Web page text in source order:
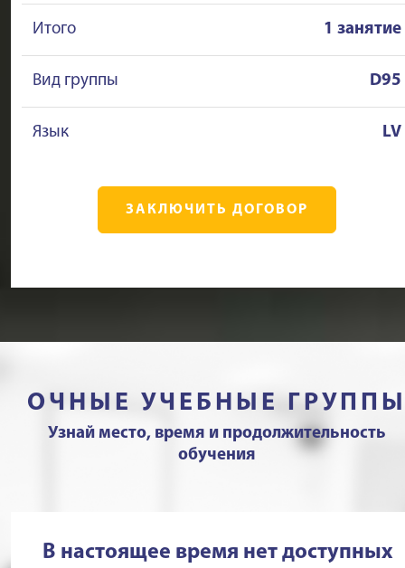
Итого 1 занятие
Вид группы D95
Язык LV
ЗАКЛЮЧИТЬ ДОГОВОР
ОЧНЫЕ УЧЕБНЫЕ
Узнай место, время и продолжительность
обучения
В настоящее время нет доступных